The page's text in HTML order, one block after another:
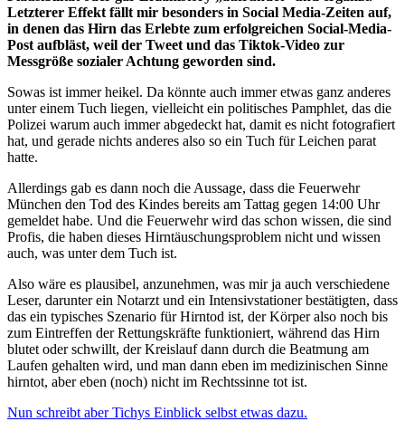
Letzterer Effekt fällt mir besonders in Social Media-Zeiten auf,
in denen das Hirn das Erlebte zum erfolgreichen Social-Media-
Post aufbläst, weil der Tweet und das Tiktok-Video zur
Messgröße sozialer Achtung geworden sind.
Sowas ist immer heikel. Da könnte auch immer etwas ganz anderes
unter einem Tuch liegen, vielleicht ein politisches Pamphlet, das die
Polizei warum auch immer abgedeckt hat, damit es nicht fotografiert
hat, und gerade nichts anderes also so ein Tuch für Leichen parat
hatte.
Allerdings gab es dann noch die Aussage, dass die Feuerwehr
München den Tod des Kindes bereits am Tattag gegen 14:00 Uhr
gemeldet habe. Und die Feuerwehr wird das schon wissen, die sind
Profis, die haben dieses Hirntäuschungsproblem nicht und wissen
auch, was unter dem Tuch ist.
Also wäre es plausibel, anzunehmen, was mir ja auch verschiedene
Leser, darunter ein Notarzt und ein Intensivstationer bestätigten, dass
das ein typisches Szenario für Hirntod ist, der Körper also noch bis
zum Eintreffen der Rettungskräfte funktioniert, während das Hirn
blutet oder schwillt, der Kreislauf dann durch die Beatmung am
Laufen gehalten wird, und man dann eben im medizinischen Sinne
hirntot, aber eben (noch) nicht im Rechtssinne tot ist.
Nun schreibt aber Tichys Einblick selbst etwas dazu.